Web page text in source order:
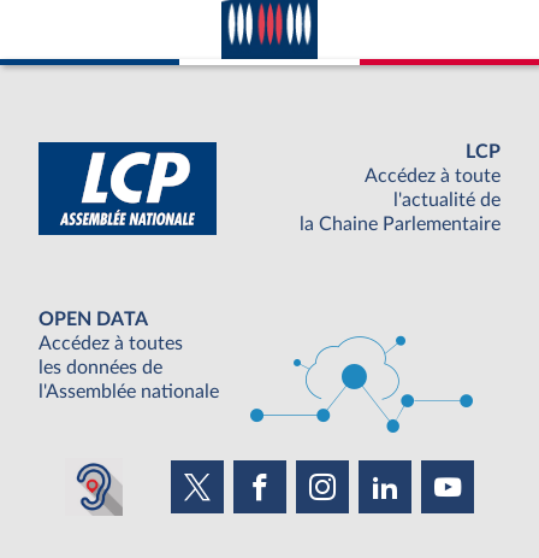
LCP
Accédez à toute
l'actualité de
la Chaine Parlementaire
OPEN DATA
Accédez à toutes
les données de
l'Assemblée nationale